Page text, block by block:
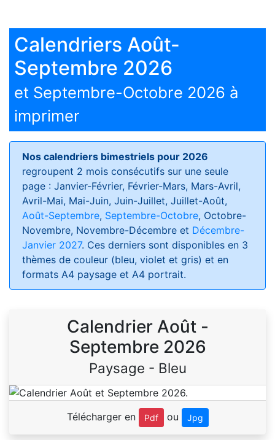
Calendriers Août-
Septembre 2026
et Septembre-Octobre 2026 à
imprimer
Nos calendriers bimestriels pour 2026
regroupent 2 mois consécutifs sur une seule
page : Janvier-Février, Février-Mars, Mars-Avril,
Avril-Mai, Mai-Juin, Juin-Juillet, Juillet-Août,
Août-Septembre, Septembre-Octobre, Octobre-
Novembre, Novembre-Décembre et Décembre-
Janvier 2027. Ces derniers sont disponibles en 3
thèmes de couleur (bleu, violet et gris) et en
formats A4 paysage et A4 portrait.
Calendrier Août -
Septembre 2026
Paysage - Bleu
Télécharger en Pdf ou Jpg